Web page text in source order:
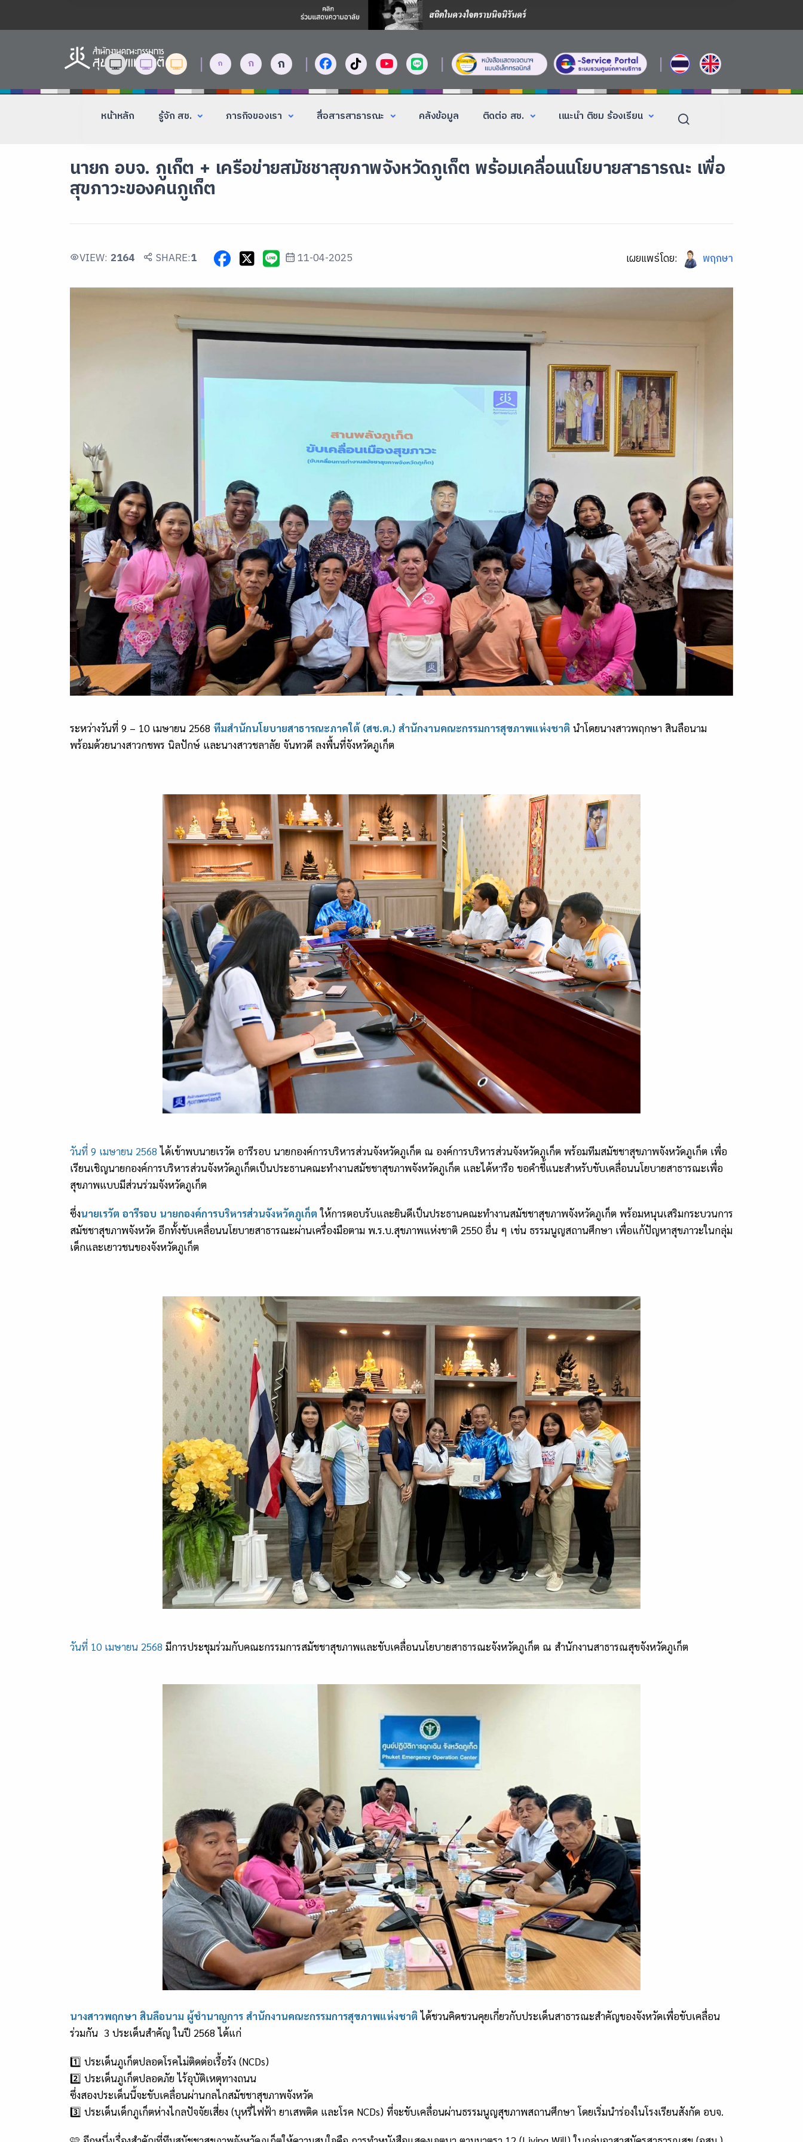
| ก ก ก | | |
หน้าหลัก รู้จัก สช. ภารกิจของเรา สื่อสารสาธารณะ คลังข้อมูล ติดต่อ สช. แนะนำ ติชม ร้องเรียน
นายก อบจ. ภูเก็ต + เครือข่ายสมัชชาสุขภาพจังหวัดภูเก็ต พร้อมเคลื่อนนโยบายสาธารณะ เพื่อ
สุขภาวะของคนภูเก็ต
VIEW: 2164 SHARE:1 11-04-2025 เผยแพร่โดย: พฤกษา
ระหว่างวันที่ 9 – 10 เมษายน 2568 ทีมสำนักนโยบายสาธารณะภาคใต้ (สช.ต.) สำนักงานคณะกรรมการสุขภาพแห่งชาติ นำโดยนางสาวพฤกษา สินลือนาม
พร้อมด้วยนางสาวกชพร นิลปักษ์ และนางสาวชลาลัย จันทวดี ลงพื้นที่จังหวัดภูเก็ต
วันที่ 9 เมษายน 2568 ได้เข้าพบนายเรวัต อารีรอบ นายกองค์การบริหารส่วนจังหวัดภูเก็ต ณ องค์การบริหารส่วนจังหวัดภูเก็ต พร้อมทีมสมัชชาสุขภาพจังหวัดภูเก็ต เพื่อ
เรียนเชิญนายกองค์การบริหารส่วนจังหวัดภูเก็ตเป็นประธานคณะทำงานสมัชชาสุขภาพจังหวัดภูเก็ต และได้หารือ ขอคำชี้แนะสำหรับขับเคลื่อนนโยบายสาธารณะเพื่อ
สุขภาพแบบมีส่วนร่วมจังหวัดภูเก็ต
ซึ่งนายเรวัต อารีรอบ นายกองค์การบริหารส่วนจังหวัดภูเก็ต ให้การตอบรับและยินดีเป็นประธานคณะทำงานสมัชชาสุขภาพจังหวัดภูเก็ต พร้อมหนุนเสริมกระบวนการ
สมัชชาสุขภาพจังหวัด อีกทั้งขับเคลื่อนนโยบายสาธารณะผ่านเครื่องมือตาม พ.ร.บ.สุขภาพแห่งชาติ 2550 อื่น ๆ เช่น ธรรมนูญสถานศึกษา เพื่อแก้ปัญหาสุขภาวะในกลุ่ม
เด็กและเยาวชนของจังหวัดภูเก็ต
วันที่ 10 เมษายน 2568 มีการประชุมร่วมกับคณะกรรมการสมัชชาสุขภาพและขับเคลื่อนนโยบายสาธารณะจังหวัดภูเก็ต ณ สำนักงานสาธารณสุขจังหวัดภูเก็ต
นางสาวพฤกษา สินลือนาม ผู้ชำนาญการ สำนักงานคณะกรรมการสุขภาพแห่งชาติ ได้ชวนคิดชวนคุยเกี่ยวกับประเด็นสาธารณะสำคัญของจังหวัดเพื่อขับเคลื่อน
ร่วมกัน 3 ประเด็นสำคัญ ในปี 2568 ได้แก่
1️⃣ ประเด็นภูเก็ตปลอดโรคไม่ติดต่อเรื้อรัง (NCDs)
2️⃣ ประเด็นภูเก็ตปลอดภัย ไร้อุบัติเหตุทางถนน
ซึ่งสองประเด็นนี้จะขับเคลื่อนผ่านกลไกสมัชชาสุขภาพจังหวัด
3️⃣ ประเด็นเด็กภูเก็ตห่างไกลปัจจัยเสี่ยง (บุหรี่ไฟฟ้า ยาเสพติด และโรค NCDs) ที่จะขับเคลื่อนผ่านธรรมนูญสุขภาพสถานศึกษา โดยเริ่มนำร่องในโรงเรียนสังกัด อบจ.